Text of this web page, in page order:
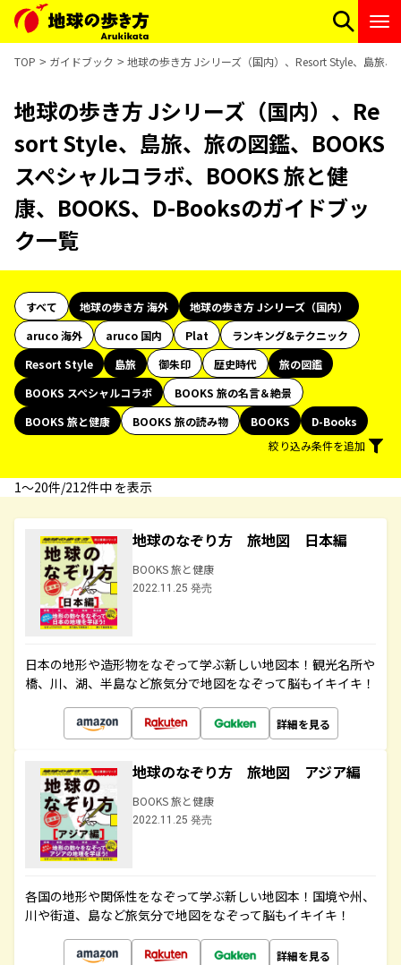
TOP ガイドブック 地球の歩き方 Jシリーズ（国内）、Resort Style、島旅
地球の歩き方 Jシリーズ（国内）、Re
sort Style、島旅、旅の図鑑、BOOKS
スペシャルコラボ、BOOKS 旅と健
康、BOOKS、D-Booksのガイドブッ
ク一覧
すべて 地球の歩き方 海外
地球の歩き方 Jシリーズ（国内）
aruco 海外
aruco 国内 Plat
ランキング&テクニック
Resort Style
島旅 御朱印 歴史時代
旅の図鑑
BOOKS スペシャルコラボ
BOOKS 旅の名言＆絶景
BOOKS 旅と健康
BOOKS 旅の読み物 BOOKS
D-Books
絞り込み条件を追加
1〜20件/212件中 を表示
地球のなぞり方 旅地図 日本編
BOOKS 旅と健康
2022.11.25 発売
日本の地形や造形物をなぞって学ぶ新しい地図本！観光名所や
橋、川、湖、半島など旅気分で地図をなぞって脳もイキイキ！
詳細を見る
地球のなぞり方 旅地図 アジア編
BOOKS 旅と健康
2022.11.25 発売
各国の地形や関係性をなぞって学ぶ新しい地図本！国境や州、
川や街道、島など旅気分で地図をなぞって脳もイキイキ！
詳細を見る